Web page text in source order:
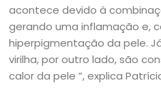
acontece devido à
gerando uma inflamação e,
hiperpigmentação da pele.
virilha, por outro lado, são
calor da pele ”, explica